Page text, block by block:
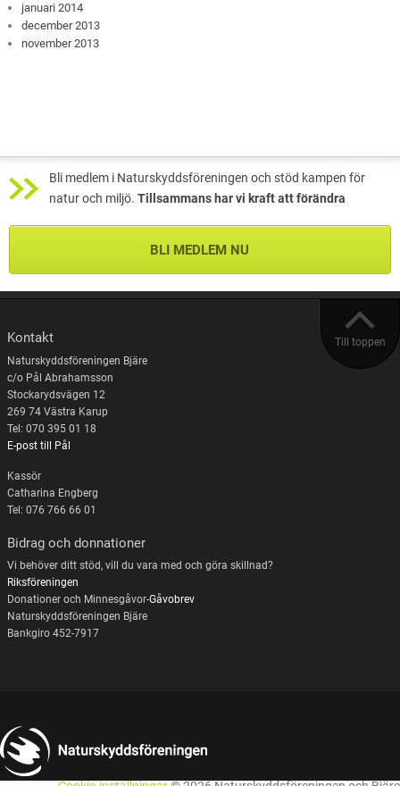
januari 2014
december 2013
november 2013
Bli medlem i Naturskyddsföreningen och stöd kampen för
natur och miljö. Tillsammans har vi kraft att förändra
BLI MEDLEM NU
Till toppen
Kontakt
Naturskyddsföreningen Bjäre
c/o Pål Abrahamsson
Stockarydsvägen 12
269 74 Västra Karup
Tel: 070 395 01 18
E-post till Pål
Kassör
Catharina Engberg
Tel: 076 766 66 01
Bidrag och donnationer
Vi behöver ditt stöd, vill du vara med och göra skillnad?
Riksföreningen
Donationer och Minnesgåvor-Gåvobrev
Naturskyddsföreningen Bjäre
Bankgiro 452-7917